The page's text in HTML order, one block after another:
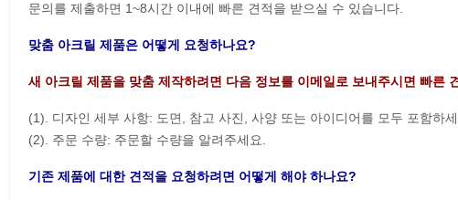
문의를 제출하면 1~8시간 이내에 빠른 견적을 받으실 수 있습니다.
맞춤 아크릴 제품은 어떻게 요청하나요?
새 아크릴 제품을 맞춤 제작하려면 다음 정보를 이메일로 보내주시면 빠른
(1). 디자인 세부 사항: 도면, 참고 사진, 사양 또는 아이디어를 모두 포함하세
(2). 주문 수량: 주문할 수량을 알려주세요.
기존 제품에 대한 견적을 요청하려면 어떻게 해야 하나요?